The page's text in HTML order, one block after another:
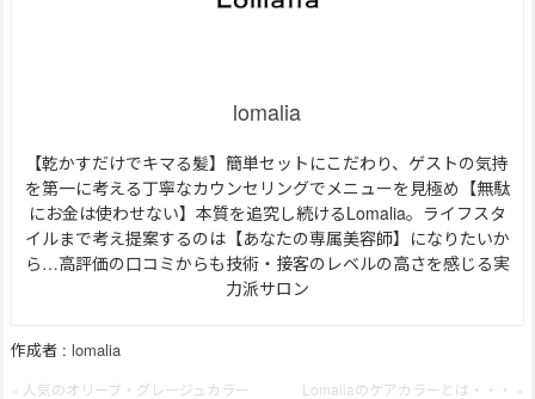
lomalia
【乾かすだけでキマる髪】簡単セットにこだわり、ゲストの気持
を第一に考える丁寧なカウンセリングでメニューを見極め【無駄
にお金は使わせない】本質を追究し続けるLomalia。ライフスタ
イルまで考え提案するのは【あなたの専属美容師】になりたいか
ら…高評価の口コミからも技術・接客のレベルの高さを感じる実
力派サロン
作成者 : lomalia
« 人気のオリーブ・グレージュカラー Lomaliaのケアカラーとは・・・ »